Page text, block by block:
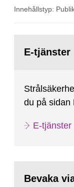
Innehållstyp:
sida:E-tjänster
du på sidan
E-
Bevaka